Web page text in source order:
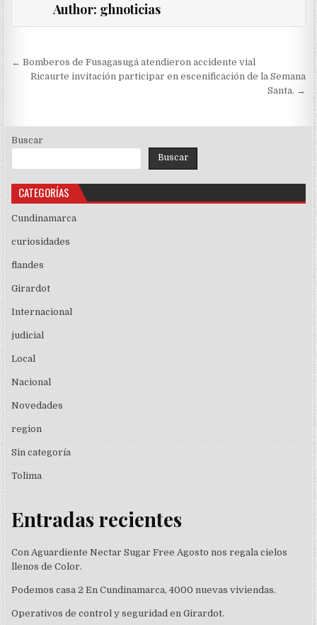
Author: ghnoticias
Navegación
de
← Bomberos de Fusagasugá atendieron accidente vial
Ricaurte invitación participar en escenificación de la Semana
Santa. →
Buscar
Buscar
CATEGORÍAS
Cundinamarca
curiosidades
flandes
Girardot
Internacional
judicial
Local
Nacional
Novedades
region
Sin categoría
Tolima
Entradas recientes
Con Aguardiente Nectar Sugar Free Agosto nos regala cielos
llenos de Color.
Podemos casa 2 En Cundinamarca, 4000 nuevas viviendas.
Operativos de control y seguridad en Girardot.